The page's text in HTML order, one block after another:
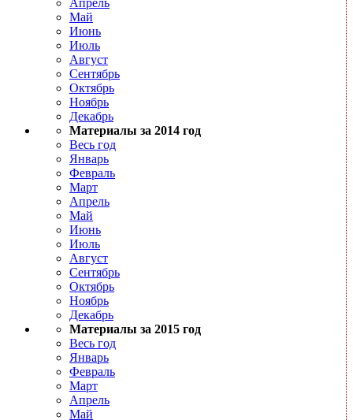
Апрель
Май
Июнь
Июль
Август
Сентябрь
Октябрь
Ноябрь
Декабрь
Материалы за 2014 год
Весь год
Январь
Февраль
Март
Апрель
Май
Июнь
Июль
Август
Сентябрь
Октябрь
Ноябрь
Декабрь
Материалы за 2015 год
Весь год
Январь
Февраль
Март
Апрель
Май